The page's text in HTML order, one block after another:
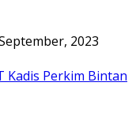
2023